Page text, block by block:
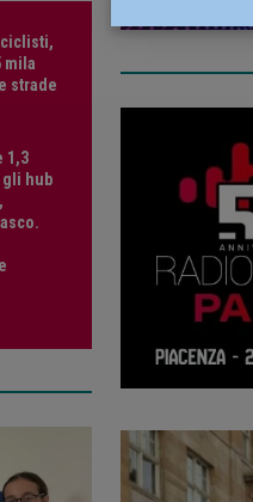
mila
strade
1,3
hub